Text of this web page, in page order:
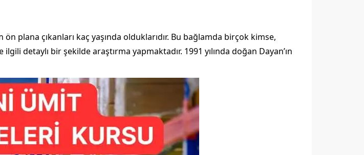
plana çıkanları kaç yaşında olduklarıdır. Bu bağlamda birçok kimse,
detaylı bir şekilde araştırma yapmaktadır. 1991 yılında doğan Dayan’ın